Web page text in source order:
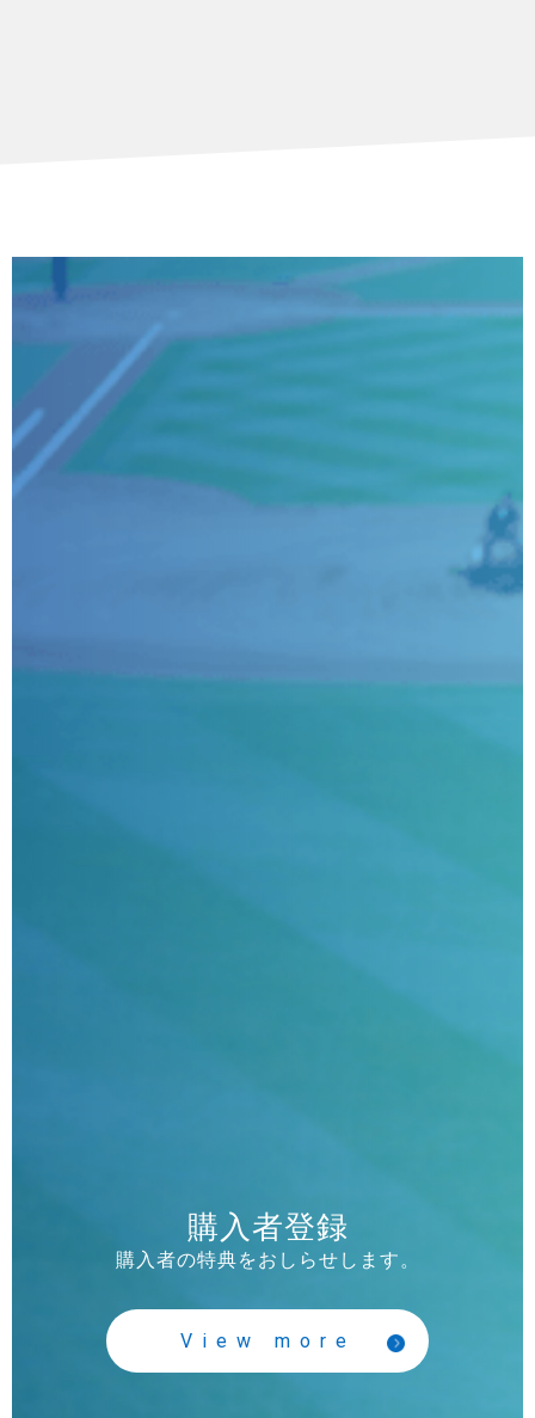
購入者登録
購入者の特典をおしらせします。
View more